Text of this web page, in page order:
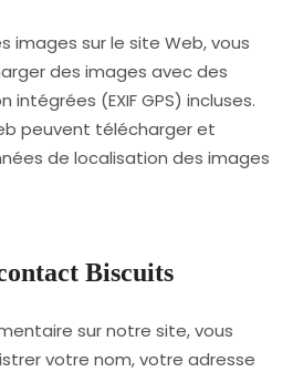
images sur le site Web, vous
des images avec des
(EXIF GPS) incluses.
peuvent télécharger et
de localisation des images
Biscuits
sur notre site, vous
votre nom, votre adresse